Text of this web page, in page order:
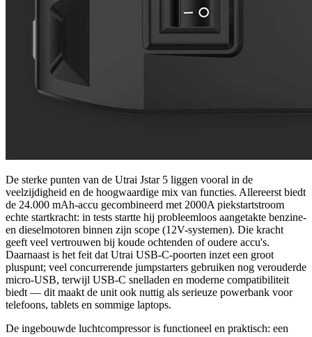
De sterke punten van de Utrai Jstar 5 liggen vooral in de
veelzijdigheid en de hoogwaardige mix van functies. Allereerst biedt
de 24.000 mAh-accu gecombineerd met 2000A piekstartstroom
echte startkracht: in tests startte hij probleemloos aangetakte benzine-
en dieselmotoren binnen zijn scope (12V-systemen). Die kracht
geeft veel vertrouwen bij koude ochtenden of oudere accu's.
Daarnaast is het feit dat Utrai USB-C-poorten inzet een groot
pluspunt; veel concurrerende jumpstarters gebruiken nog verouderde
micro-USB, terwijl USB-C snelladen en moderne compatibiliteit
biedt — dit maakt de unit ook nuttig als serieuze powerbank voor
telefoons, tablets en sommige laptops.
De ingebouwde luchtcompressor is functioneel en praktisch: een